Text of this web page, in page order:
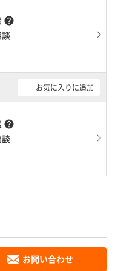
help
談
お気に入りに追加
help
談
お問い合わせ